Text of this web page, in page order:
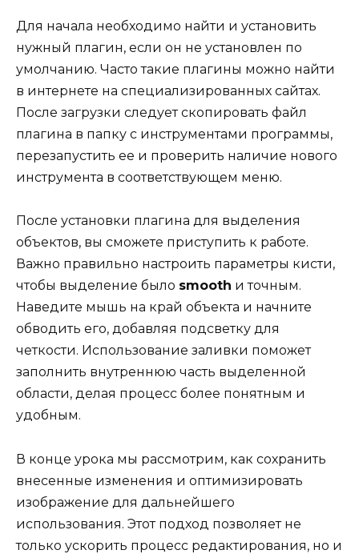
Для начала необходимо найти и установить
нужный плагин, если он не установлен по
умолчанию. Часто такие плагины можно найти
в интернете на специализированных сайтах.
После загрузки следует скопировать файл
плагина в папку с инструментами программы,
перезапустить ее и проверить наличие нового
инструмента в соответствующем меню.
После установки плагина для выделения
объектов, вы сможете приступить к работе.
Важно правильно настроить параметры кисти,
чтобы выделение было smooth и точным.
Наведите мышь на край объекта и начните
обводить его, добавляя подсветку для
четкости. Использование заливки поможет
заполнить внутреннюю часть выделенной
области, делая процесс более понятным и
удобным.
В конце урока мы рассмотрим, как сохранить
внесенные изменения и оптимизировать
изображение для дальнейшего
использования. Этот подход позволяет не
только ускорить процесс редактирования, но и